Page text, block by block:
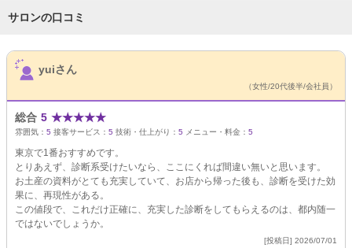
サロンの口コミ
サロンPick Up
yuiさん
（女性/20代後半/会社員）
総合 5 ★★★★★
雰囲気： 5 接客サービス： 5 技術・仕上がり： 5 メニュー・料金： 5
東京で1番おすすめです。
とりあえず、診断系受けたいなら、ここにくれば間違い無いと思います。
お土産の資料がとても充実していて、お店から帰った後も、診断を受けた効
果に、再現性がある。
この値段で、これだけ正確に、充実した診断をしてもらえるのは、都内随一
ではないでしょうか。
[投稿日] 2026/07/01